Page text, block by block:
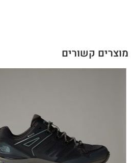
מוצרים קשורים